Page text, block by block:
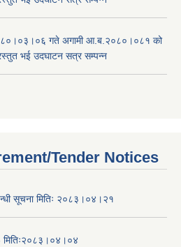
गते अगामी आ.ब.२०८०।०८१ को
भई उदघाटन सत्र सम्पन्न
Tender Notices
सूचना मितिः २०८३।०४।२१
मितिः२०८३।०४।०४